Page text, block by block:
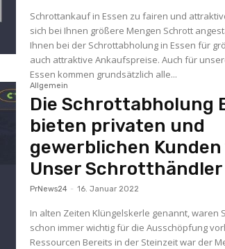
Schrottankauf in Essen zu fairen und attraktiven
sich bei Ihnen größere Mengen Schrott
Ihnen bei der Schrottabholung in Essen für
auch attraktive Ankaufspreise. Auch für
Essen kommen grundsätzlich alle...
Allgemein
Die Schrottabholung
bieten privaten und
gewerblichen
Unser Schrotthändler
PrNews24 - 16. Januar 2022
In alten Zeiten Klüngelskerle genannt, waren
schon immer wichtig für die Ausschöpfung
Ressourcen Bereits in der Steinzeit war der Mensch darauf